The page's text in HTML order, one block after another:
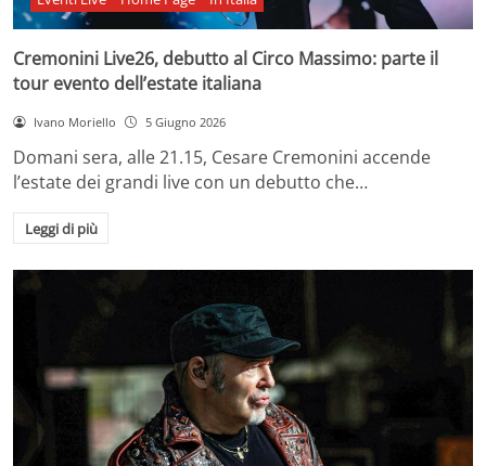
Cremonini Live26, debutto al Circo Massimo: parte il
tour evento dell’estate italiana
Ivano Moriello 5 Giugno 2026
Domani sera, alle 21.15, Cesare Cremonini accende
l’estate dei grandi live con un debutto che…
Leggi di più